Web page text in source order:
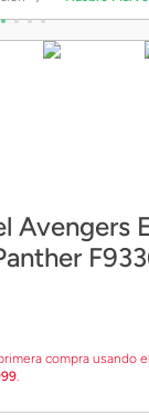
Avengers
compra usando
.